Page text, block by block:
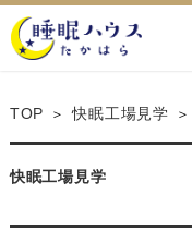
TOP 快眠工場見学
快眠工場見学